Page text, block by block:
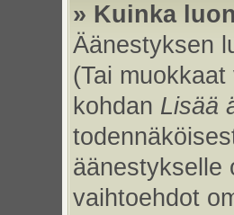
» Kuinka
Äänestyksen
(Tai
kohdan Lisää
äänestykselle
vaihtoehdot